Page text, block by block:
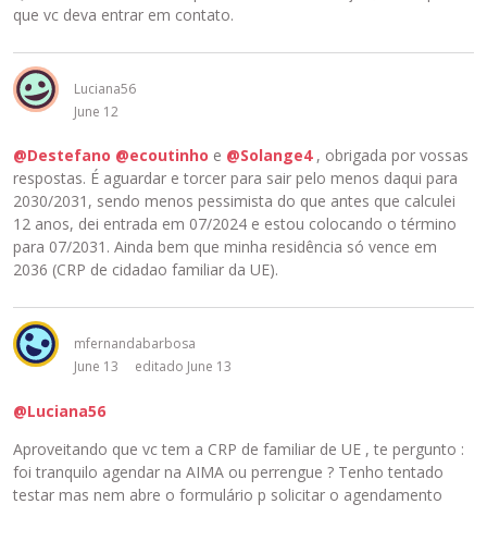
que vc deva entrar em contato.
Luciana56
June 12
@Destefano @ecoutinho e @Solange4, obrigada por vossas
respostas. É aguardar e torcer para sair pelo menos daqui para
2030/2031, sendo menos pessimista do que antes que calculei
12 anos, dei entrada em 07/2024 e estou colocando o término
para 07/2031. Ainda bem que minha residência só vence em
2036 (CRP de cidadao familiar da UE).
mfernandabarbosa
June 13
editado June 13
@Luciana56
Aproveitando que vc tem a CRP de familiar de UE , te pergunto :
foi tranquilo agendar na AIMA ou perrengue ? Tenho tentado
testar mas nem abre o formulário p solicitar o agendamento